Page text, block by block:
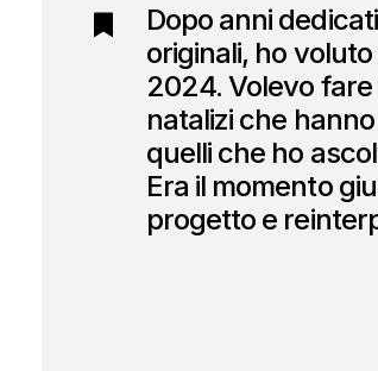
Dopo anni
originali, ho
2024. Volevo
natalizi che
quelli che ho
Era il momento
progetto e